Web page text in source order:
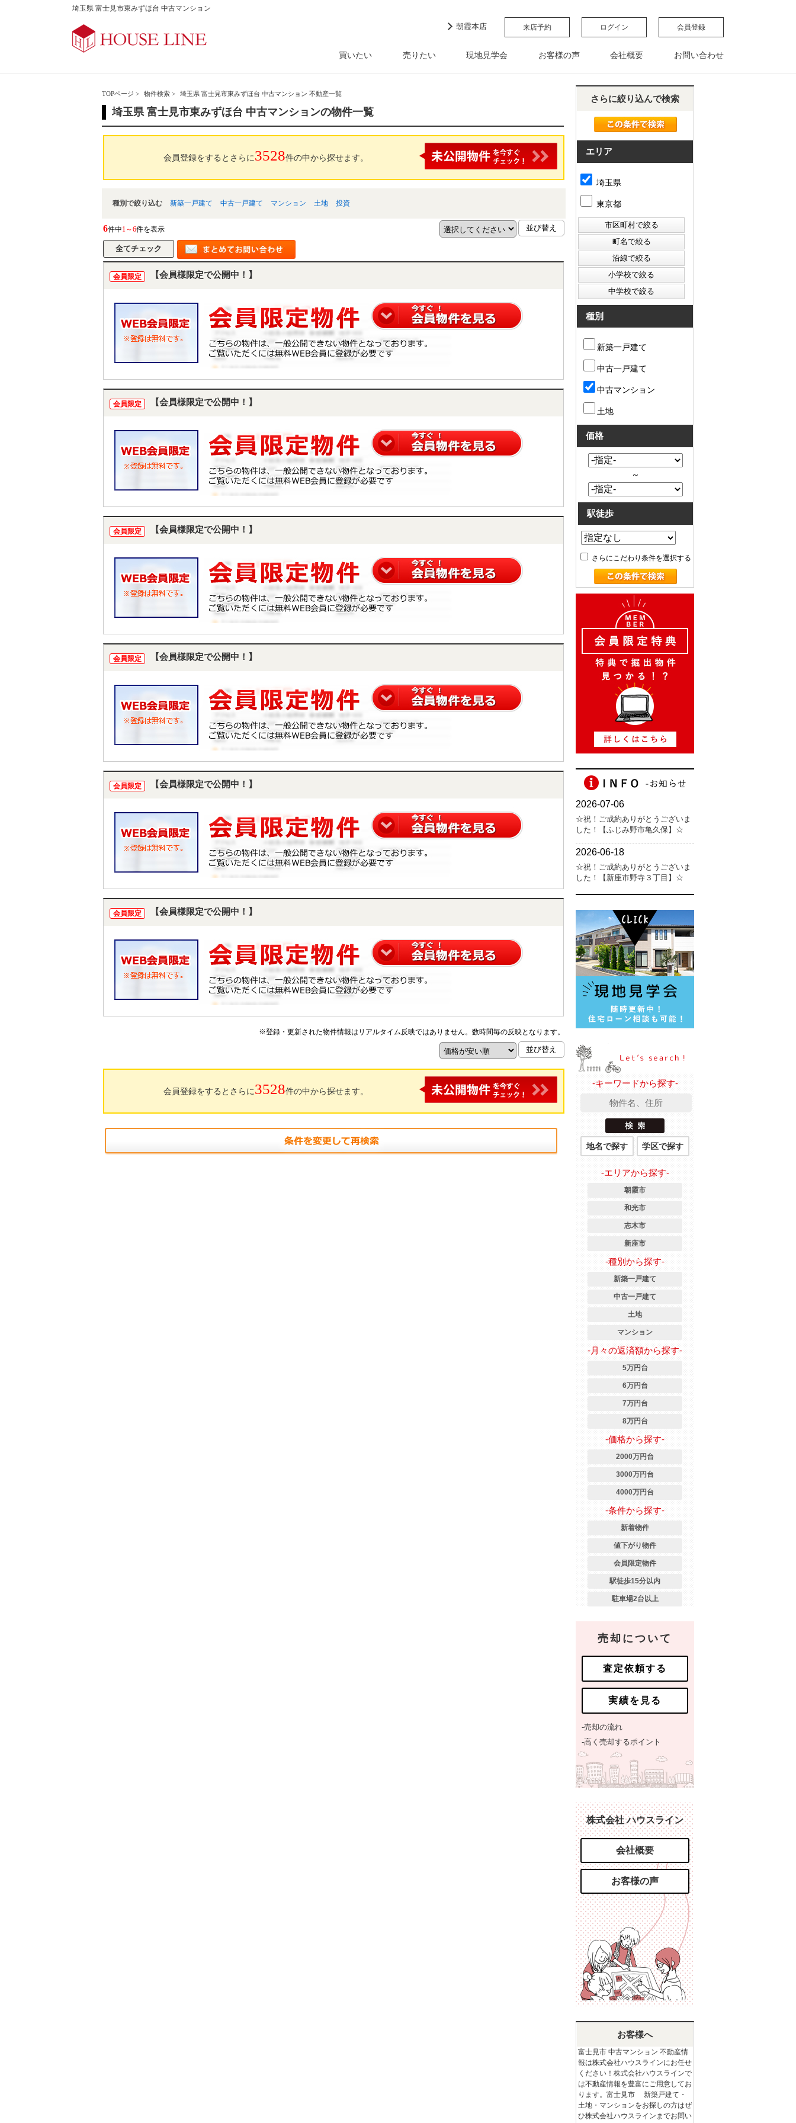
埼玉県 富士見市東みずほ台 中古マンション
朝霞本店 来店予約 ログイン 会員登録
買いたい 売りたい 現地見学会 お客様の声 会社概要 お問い合わせ
TOPページ > 物件検索 > 埼玉県 富士見市東みずほ台 中古マンション 不動産一覧
埼玉県 富士見市東みずほ台 中古マンションの物件一覧
会員登録をするとさらに3528件の中から探せます。
種別で絞り込む 新築一戸建て 中古一戸建て マンション 土地 投資
6件中1～6件を表示
会員限定 【会員様限定で公開中！】
会員限定 【会員様限定で公開中！】
会員限定 【会員様限定で公開中！】
会員限定 【会員様限定で公開中！】
会員限定 【会員様限定で公開中！】
会員限定 【会員様限定で公開中！】
※登録・更新された物件情報はリアルタイム反映ではありません。数時間毎の反映となります。
会員登録をするとさらに3528件の中から探せます。
さらに絞り込んで検索
エリア
埼玉県
東京都
種別
新築一戸建て
中古一戸建て
中古マンション
土地
価格
～
駅徒歩
さらにこだわり条件を選択する
-キーワードから探す-
地名で探す 学区で探す
-エリアから探す-
朝霞市
和光市
志木市
新座市
-種別から探す-
新築一戸建て
中古一戸建て
土地
マンション
-月々の返済額から探す-
5万円台
6万円台
7万円台
8万円台
-価格から探す-
2000万円台
3000万円台
4000万円台
-条件から探す-
新着物件
値下がり物件
会員限定物件
駅徒歩15分以内
駐車場2台以上
売却について
査定依頼する
実績を見る
-売却の流れ
-高く売却するポイント
株式会社 ハウスライン
会社概要
お客様の声
お客様へ
富士見市 中古マンション 不動産情
報は株式会社ハウスラインにお任せ
ください！株式会社ハウスラインで
は不動産情報を豊富にご用意してお
ります。富士見市 新築戸建て・
土地・マンションをお探しの方はぜ
ひ株式会社ハウスラインまでお問い